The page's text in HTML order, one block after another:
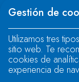
"text".
Se
"text".
Gestión de
Utilizamos tres
sitio web. Te
cookies de
experiencia de